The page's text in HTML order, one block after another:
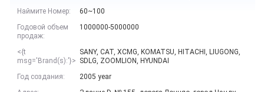
Наймите Номер:
60~100
Годовой объем
продаж:
1000000-5000000
<{t
msg='Brand(s):'}>
SANY, CAT, XCMG, KOMATSU, HITACHI, LIUGONG,
SDLG, ZOOMLION, HYUNDAI
Год создания:
2005 year